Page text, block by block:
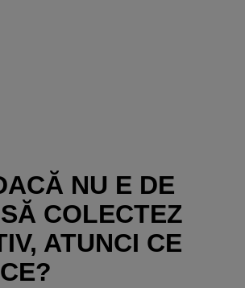
NU E DE
COLECTEZ
ATUNCI CE